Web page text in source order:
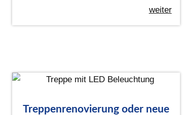
weiter
Treppenrenovierung oder neue